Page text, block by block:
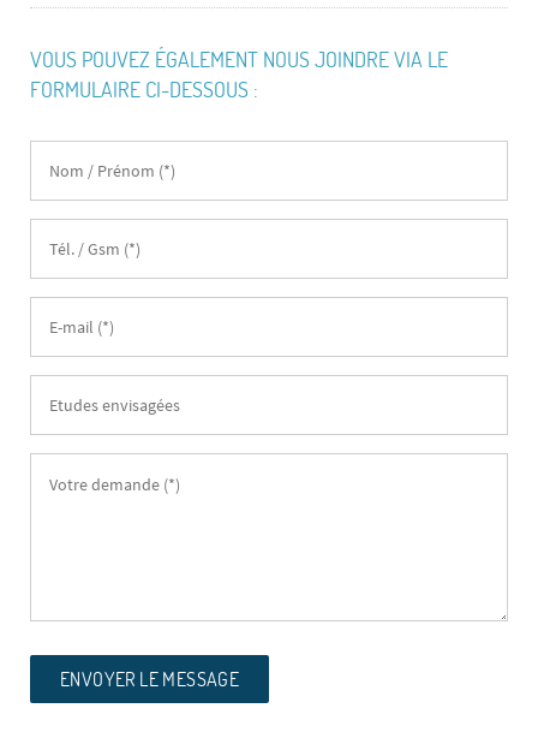
VOUS POUVEZ ÉGALEMENT NOUS JOINDRE VIA LE
FORMULAIRE CI-DESSOUS :